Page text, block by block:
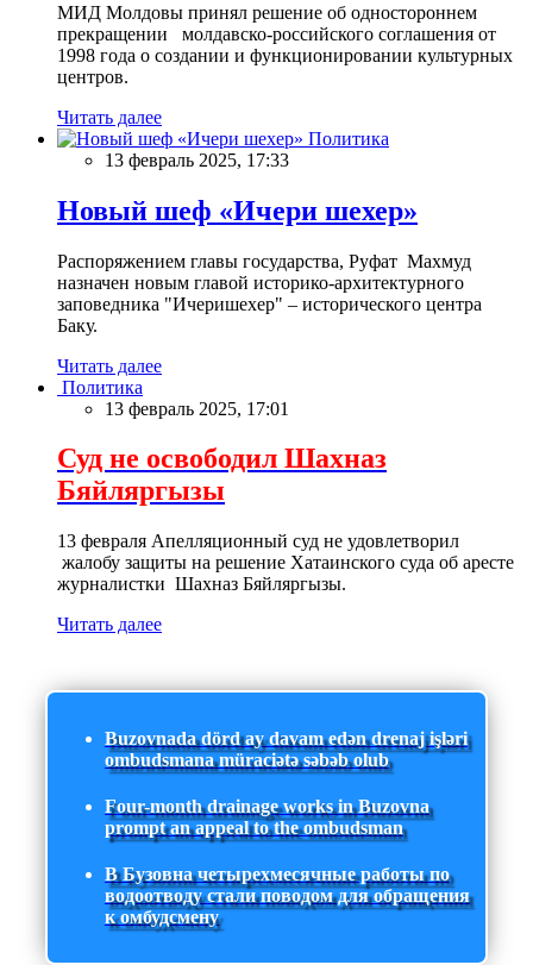
МИД Молдовы принял решение об одностороннем
прекращении молдавско-российского соглашения от
1998 года о создании и функционировании культурных
центров.
Читать далее
Политика
13 февраль 2025, 17:33
Новый шеф «Ичери шехер»
Распоряжением главы государства, Руфат Махмуд
назначен новым главой историко-архитектурного
заповедника "Ичеришехер" – исторического центра
Баку.
Читать далее
Политика
13 февраль 2025, 17:01
Суд не освободил Шахназ
Бяйляргызы
13 февраля Апелляционный суд не удовлетворил
жалобу защиты на решение Хатаинского суда об аресте
журналистки Шахназ Бяйляргызы.
Читать далее
Buzovnada dörd ay davam edən drenaj işləri
ombudsmana müraciətə səbəb olub
Four-month drainage works in Buzovna
prompt an appeal to the ombudsman
В Бузовна четырехмесячные работы по
водоотводу стали поводом для обращения
к омбудсмену